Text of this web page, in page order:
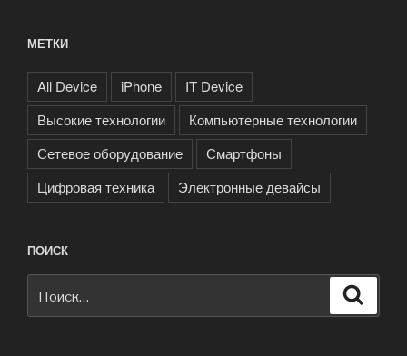
МЕТКИ
All Device iPhone
IT Device
Высокие технологии
Компьютерные технологии
Сетевое оборудование
Смартфоны
Цифровая техника
Электронные девайсы
ПОИСК